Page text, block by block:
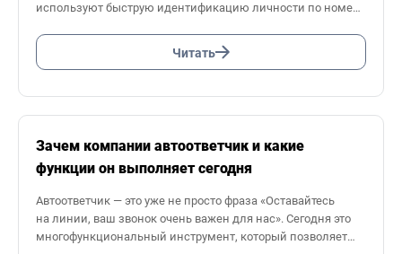
используют быструю идентификацию личности по номеру
смс обходятся дорого. Рассказываем про более
технологичный и менее дорогой способ авторизации
Call.
Читать
Зачем компании автоответчик и какие
функции он выполняет сегодня
Автоответчик — это уже не просто фраза «Оставайтесь
на линии, ваш звонок очень важен для нас». Сегодня это
многофункциональный инструмент, который позволяет